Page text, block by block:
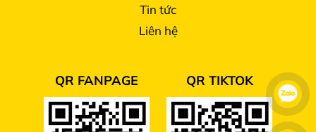
Tin tức
Liên hệ
QR FANPAGE QR TIKTOK